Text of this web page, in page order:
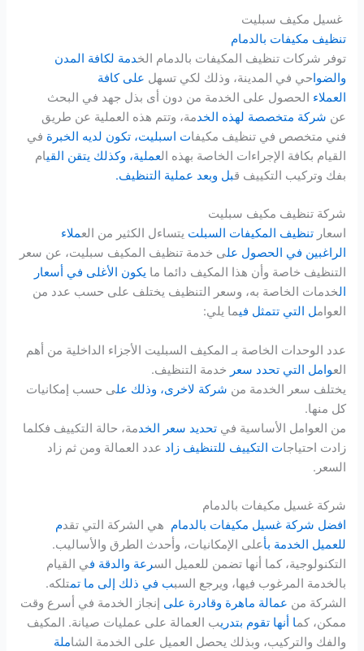
غسيل مكيف سبليت
تنظيف مكيفات بالدمام
توفر شركات تنظيف المكيفات بالدمام الخدمة لكافة المدن
والضواحي في المدينة، وذلك لكي تسهل على كافة
العملاء الحصول على الخدمة من دون أى بذل جهد في البحث
عن شركة متخصصة لهذه الخدمة، وتتم هذه العملية عن طريق
فني متخصص في تنظيف مكيفات اسبليت، تكون لديه الخبرة في
القيام بكافة الإجراءات الخاصة بهذه العملية، وكذلك يتقن القيام
بفك وتركيب التكييف قبل وبعد عملية التنظيف.
شركة تنظيف مكيف سبليت
اسعارتنظيف المكيفات السبلت يتساءل الكثير من العملاء
الراغبين في الحصول على خدمة تنظيف المكيف سبليت، عن سعر
التنظيف خاصة وأن هذا المكيف دائما ما يكون الأغلى في أسعار
الخدمات الخاصة به، وسعر التنظيف يختلف على حسب عدد من
العوامل التي تتمثل فيما يلي:
عدد الوحدات الخاصة بـ المكيف السبليت الأجزاء الداخلية من أهم
العوامل التي تحدد سعر خدمة التنظيف.
يختلف سعر الخدمة من شركة لاخرى، وذلك على حسب إمكانيات
كل منها.
من العوامل الأساسية في تحديد سعر الخدمة، حالة التكييف فكلما
زادت احتياجات التكييف للتنظيف زاد عدد العمالة ومن ثم زاد
السعر.
شركة غسيل مكيفات بالدمام
افضل شركة غسيل مكيفات بالدمام هي الشركة التي تقدم
للعميل الخدمة بأعلى الإمكانيات، وأحدث الطرق والأساليب.
التكنولوجية، كما أنها تضمن للعميل السرعة والدقة في القيام
بالخدمة المرغوب فيها، ويرجع السبب في ذلك إلى ما تمتلكه.
الشركة من عمالة ماهرة وقادرة على إنجاز الخدمة في أسرع وقت
ممكن، كما أنها تقوم بتدريب العمالة على عمليات صيانة. المكيف
والفك والتركيب، وبذلك يحصل العميل على الخدمة الشاملة